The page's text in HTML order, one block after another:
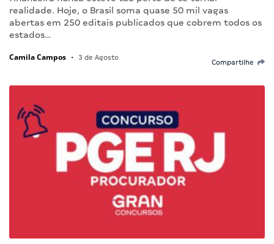
realidade. Hoje, o Brasil soma quase 50 mil vagas
abertas em 250 editais publicados que cobrem todos os
estados…
Camila Campos • 3 de Agosto
Compartilhe